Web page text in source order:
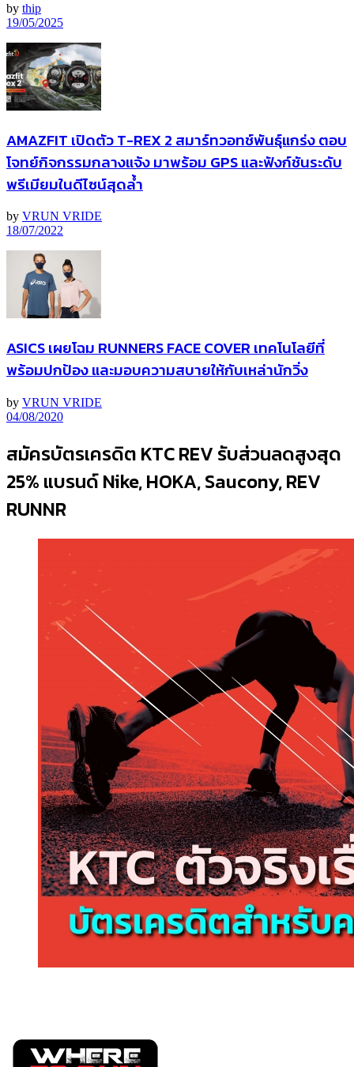
by thip
19/05/2025
AMAZFIT เปิดตัว T-REX 2 สมาร์ทวอทช์พันธุ์แกร่ง ตอบ
โจทย์กิจกรรมกลางแจ้ง มาพร้อม GPS และฟังก์ชันระดับ
พรีเมียมในดีไซน์สุดล้ำ
by VRUN VRIDE
18/07/2022
ASICS เผยโฉม RUNNERS FACE COVER เทคโนโลยีที่
พร้อมปกป้อง และมอบความสบายให้กับเหล่านักวิ่ง
by VRUN VRIDE
04/08/2020
สมัครบัตรเครดิต KTC REV รับส่วนลดสูงสุด
25% แบรนด์ Nike, HOKA, Saucony, REV
RUNNR